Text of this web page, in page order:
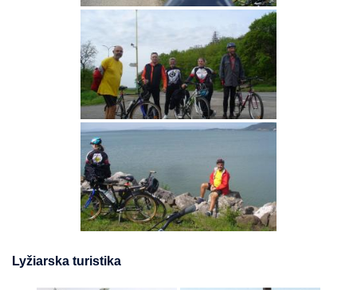
Lyžiarska turistika